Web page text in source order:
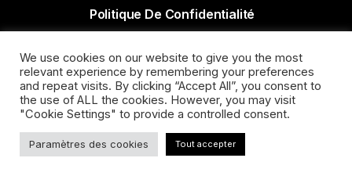
Politique De Confidentialité
Actualité Agen - Actualité en lot et Garonne - Actualité
Villeneuve sur Lot
We use cookies on our website to give you the most
relevant experience by remembering your preferences
and repeat visits. By clicking “Accept All”, you consent to
the use of ALL the cookies. However, you may visit
"Cookie Settings" to provide a controlled consent.
Paramètres des cookies Tout accepter